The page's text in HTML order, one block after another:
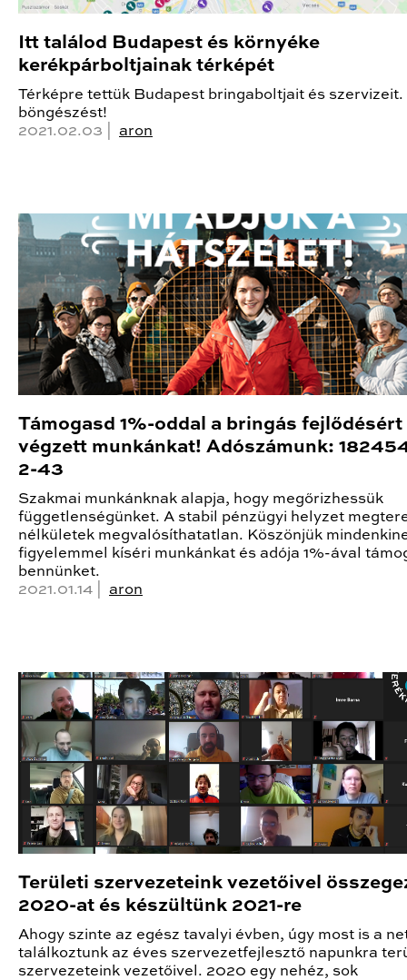
Itt találod Budapest és környéke
kerékpárboltjainak térképét
Térképre tettük Budapest bringaboltjait és szervizeit.
böngészést!
2021.02.03 | aron
Támogasd 1%-oddal a bringás fejlődésért
végzett munkánkat! Adószámunk:
2-43
Szakmai munkánknak alapja, hogy megőrizhessük
függetlenségünket. A stabil pénzügyi helyzet
nélkületek megvalósíthatatlan. Köszönjük
figyelemmel kíséri munkánkat és adója 1%-ával
bennünket.
2021.01.14 | aron
Területi szervezeteink vezetőivel
2020-at és készültünk 2021-re
Ahogy szinte az egész tavalyi évben, úgy most is a
találkoztunk az éves szervezetfejlesztő napunkra
szervezeteink vezetőivel. 2020 egy nehéz, sok